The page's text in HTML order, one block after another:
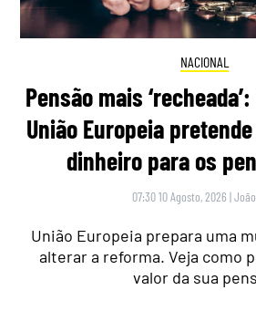
NACIONAL
Pensão mais
União Europeia
dinheiro para os
07:30 10 Agosto, 2026 |
União Europeia prepara uma
alterar a reforma. Veja como
valor da sua